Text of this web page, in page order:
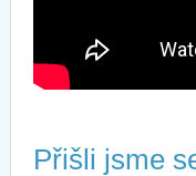
Přišli jsme